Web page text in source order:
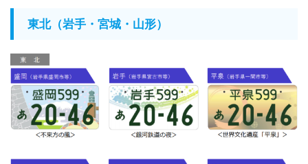
東北（岩手・宮城・山形）